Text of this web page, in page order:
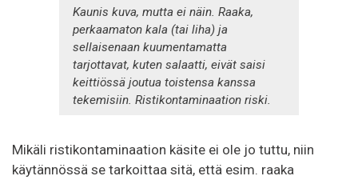
Kaunis kuva, mutta ei näin. Raaka,
perkaamaton kala (tai liha) ja
sellaisenaan kuumentamatta
tarjottavat, kuten salaatti, eivät saisi
keittiössä joutua toistensa kanssa
tekemisiin. Ristikontaminaation riski.
Mikäli ristikontaminaation käsite ei ole jo tuttu, niin
käytännössä se tarkoittaa sitä, että esim. raaka